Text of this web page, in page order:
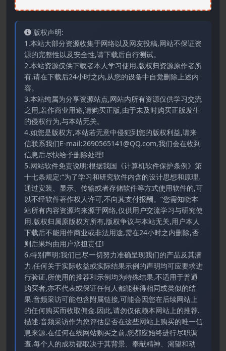
版权声明:
1.本站大部分资源收集于网络以及网友投稿,网站不保证资
源的完整性以及安全性,请下载后自行测试。
2.本站资源仅供下载者本人学习使用,版权归资源原作者所
有,请在下载后24小时之内,从您的设备中自觉删除上述内
容。
3.本站纯属为分享资源站点,网站内所有资源仅供学习交流
之用,若作商业用途,请购买正版,由于未及时购买正版发生
的侵权行为,与本站无关。
4.如您是版权方,本站若无意中侵犯到您的版权利益,请来
信联系我们E-mail:2690565141@QQ.com,我们会在收到
信息后尽快给予删除处理!
5.网站软件免责说明:根据我国《计算机软件保护条例》第
十七条规定:“为了学习和研究软件内含的设计思想和原理,
通过安装、显示、传输或者存储软件等方式使用软件的,可
以不经软件著作权人许可,不向其支付报酬。”您需知晓本
站所有内容资源均来源于网络,仅供用户交流学习与研究使
用,版权归属原版权方所有,版权争议与本站无关,用户本人
下载后不能用作商业或非法用途,需在24小时之内删除,否
则后果均由用户承担责任!
6.特别声明:我们已尽一切努力准确呈现我们的产品及其潜
力.任何关于实际收益或实际结果示例的声明均可应要求进
行验证.所使用的推荐和示例均为特殊结果,不适用于普通
购买者,亦不代表或保证任何人都能获得相同或类似的结
果.音频采访可能包含附属链接,可能会因您在后续网站上
的任何购买而收取佣金.因此,请勿仅依赖本网站上的推荐.
描述.音频采访作为您评估是否在这些网站上购买的唯一信
息来源.在任何在线网站购买之前,您都应始终进行尽职调
查.每个人的成功都取决于其背景、奉献精神、渴望和动